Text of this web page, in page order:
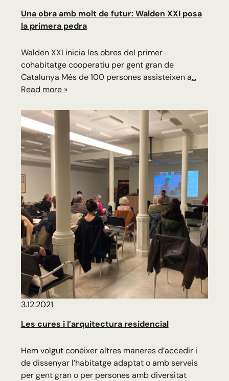
Una obra amb molt de futur: Walden XXI posa
la primera pedra
Walden XXI inicia les obres del primer
cohabitatge cooperatiu per gent gran de
Catalunya Més de 100 persones assisteixen a…
Read more »
3.12.2021
Les cures i l’arquitectura residencial
Hem volgut conèixer altres maneres d’accedir i
de dissenyar l’habitatge adaptat o amb serveis
per gent gran o per persones amb diversitat